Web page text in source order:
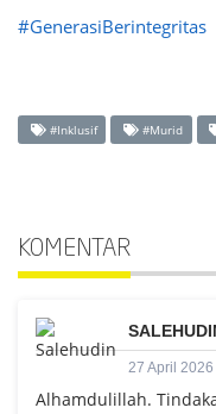
#GenerasiBerintegritas
#Inklusif #Murid
KOMENTAR
27 April 2026
Alhamdulillah.